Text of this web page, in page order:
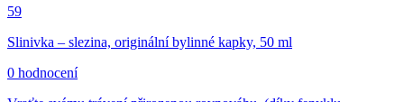
59
Slinivka – slezina, originální bylinné kapky, 50 ml
0 hodnocení